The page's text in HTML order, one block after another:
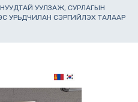
УУЛЗАЖ, СУРЛАГЫН
УРЬДЧИЛАН СЭРГИЙЛЭХ ТАЛААР